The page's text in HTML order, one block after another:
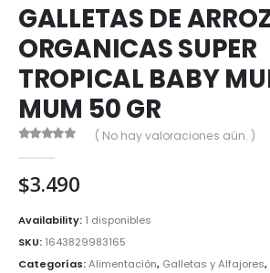
GALLETAS DE
ORGANICAS SUPER
TROPICAL BABY
MUM 50 GR
( No hay valoraciones aún. )
$3.490
Availability: 1 disponibles
SKU: 1643829983165
Categorías:Alimentación, Galletas y Alfajores,